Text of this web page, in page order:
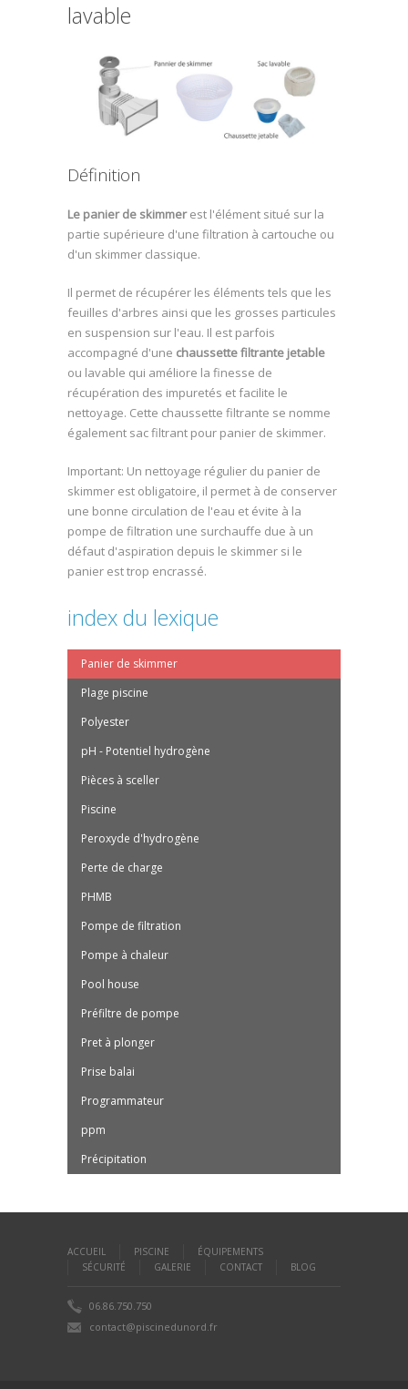
lavable
Définition
Le panier de skimmerest l'élément situé sur la
partie supérieure d'une filtration à cartouche ou
d'un skimmer classique.
Il permet de récupérer les éléments tels que les
feuilles d'arbres ainsi que les grosses particules
en suspension sur l'eau. Il est parfois
accompagné d'une chaussette filtrante jetable
ou lavable qui améliore la finesse de
récupération des impuretés et facilite le
nettoyage. Cette chaussette filtrante se nomme
également sac filtrant pour panier de skimmer.
Important: Un nettoyage régulier du panier de
skimmer est obligatoire, il permet à de conserver
une bonne circulation de l'eau et évite à la
pompe de filtration une surchauffe due à un
défaut d'aspiration depuis le skimmer si le
panier est trop encrassé.
index du lexique
Panier de skimmer
Plage piscine
Polyester
pH - Potentiel hydrogène
Pièces à sceller
Piscine
Peroxyde d'hydrogène
Perte de charge
PHMB
Pompe de filtration
Pompe à chaleur
Pool house
Préfiltre de pompe
Pret à plonger
Prise balai
Programmateur
ppm
Précipitation
ACCUEIL PISCINE
ÉQUIPEMENTS
SÉCURITÉ
GALERIE CONTACT BLOG
06.86.750.750
contact@piscinedunord.fr